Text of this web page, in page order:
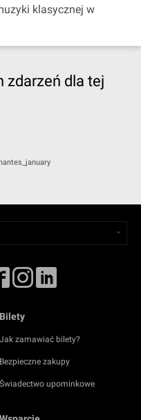
klasycznej w
zdarzeń dla tej
Bilety
Jak zamawiać bilety?
Bezpieczne zakupy
Świadectwo upominkowe